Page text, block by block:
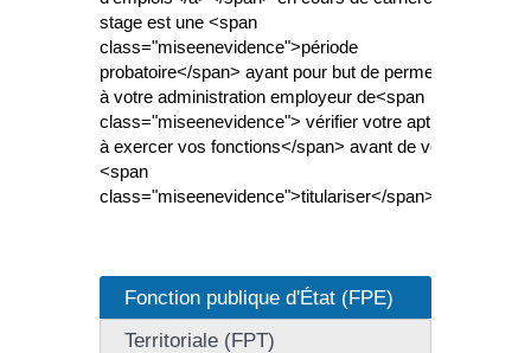
stage est une <span
class="miseenevidence">période
probatoire</span> ayant pour but de permettre
à votre administration employeur de<span
class="miseenevidence"> vérifier votre aptitude
à exercer vos fonctions</span> avant de vous
<span
class="miseenevidence">titulariser</span>.
Fonction publique d'État (FPE)
Territoriale (FPT)